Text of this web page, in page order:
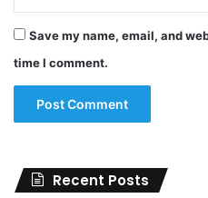
Save my name, email, and
time I comment.
Recent Posts